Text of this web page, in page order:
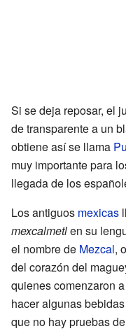
Si se deja reposar, el
de transparente a un
obtiene así se llama
muy importante para
llegada de los
Los antiguos mexicas
mexcalmetlen su
el nombre de Mezcal,
del corazón del
quienes comenzaron
hacer algunas
que no hay pruebas